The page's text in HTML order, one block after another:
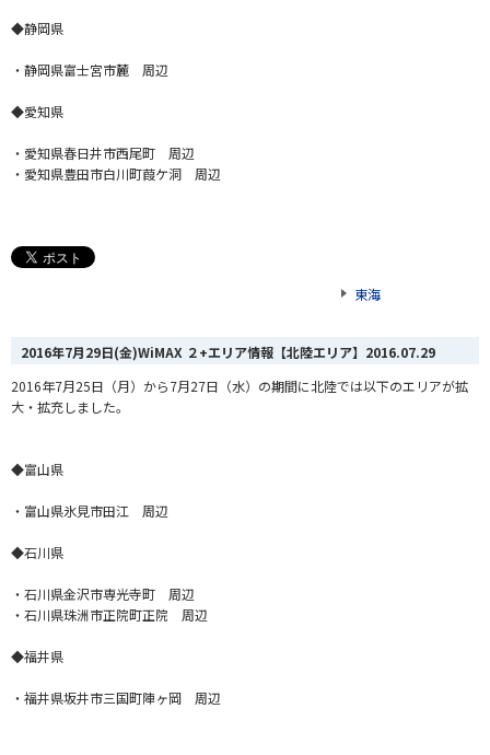
◆静岡県
・静岡県富士宮市麓 周辺
◆愛知県
・愛知県春日井市西尾町 周辺
・愛知県豊田市白川町葭ケ洞 周辺
東海
2016年7月29日(金)WiMAX ２+エリア情報【北陸エリア】 2016.07.29
2016年7月25日（月）から7月27日（水）の期間に北陸では以下のエリアが拡
大・拡充しました。
◆富山県
・富山県氷見市田江 周辺
◆石川県
・石川県金沢市専光寺町 周辺
・石川県珠洲市正院町正院 周辺
◆福井県
・福井県坂井市三国町陣ヶ岡 周辺